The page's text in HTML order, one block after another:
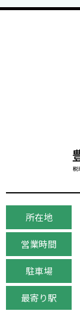
所在地
営業時間
駐車場
最寄り駅